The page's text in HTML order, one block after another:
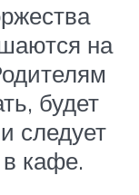
на
будет
следует
в кафе.